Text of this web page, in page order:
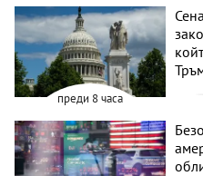
преди 8 часа